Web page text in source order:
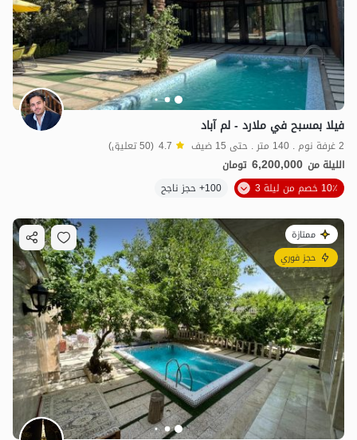
4.9مليون ت 4.7
فيلا بمسبح في ملارد - لم آباد
2 غرفة نوم . 140 متر . حتى 15 ضيف 4.7 (50 تعليق)
الليلة من 6,200,000 تومان
10٪ خصم من ليلة 3
100+ حجز ناجح
ممتازة
حجز فوري